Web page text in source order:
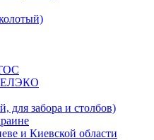
забора и столбов)
и Киевской области